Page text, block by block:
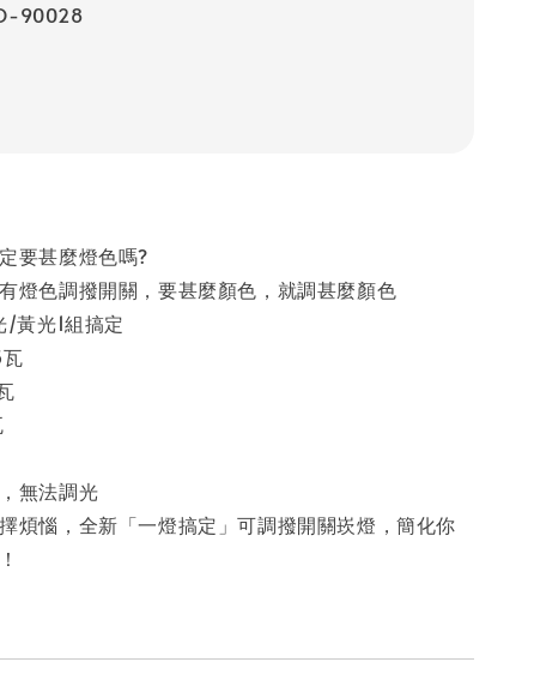
90028
要甚麼燈色嗎?
燈色調撥開關，要甚麼顏色，就調甚麼顏色
黃光1組搞定
無法調光
煩惱，全新「一燈搞定」可調撥開關崁燈，簡化你